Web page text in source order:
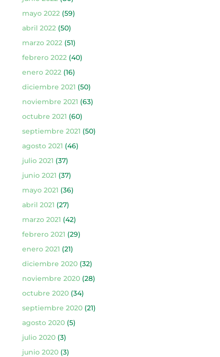
mayo 2022(59)
abril 2022(50)
marzo 2022(51)
febrero 2022(40)
enero 2022(16)
diciembre 2021 (50)
noviembre 2021 (63)
octubre 2021 (60)
septiembre 2021 (50)
agosto 2021 (46)
julio 2021 (37)
junio 2021 (37)
mayo 2021 (36)
abril 2021 (27)
marzo 2021 (42)
febrero 2021 (29)
enero 2021 (21)
diciembre 2020(32)
noviembre 2020(28)
octubre 2020(34)
septiembre 2020(21)
agosto 2020(5)
julio 2020(3)
junio 2020(3)